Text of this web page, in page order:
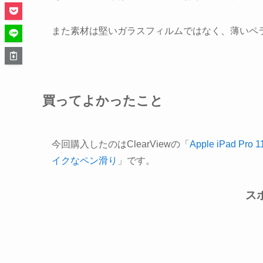
また素材は堅いガラスフィルムではなく、薄いペ
買ってよかったこと
今回購入したのはClearViewの「 Apple iPad Pro
イクなペン滑り 」です。
ス